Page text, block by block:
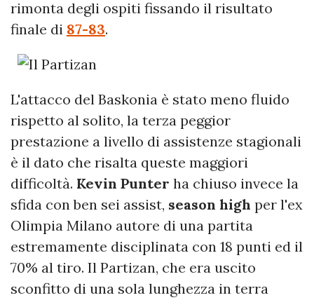
rimonta degli ospiti fissando il risultato
finale di 87-83.
L'attacco del Baskonia è stato meno fluido
rispetto al solito, la terza peggior
prestazione a livello di assistenze stagionali
è il dato che risalta queste maggiori
difficoltà. Kevin Punter ha chiuso invece la
sfida con ben sei assist, season high per l'ex
Olimpia Milano autore di una partita
estremamente disciplinata con 18 punti ed il
70% al tiro. Il Partizan, che era uscito
sconfitto di una sola lunghezza in terra